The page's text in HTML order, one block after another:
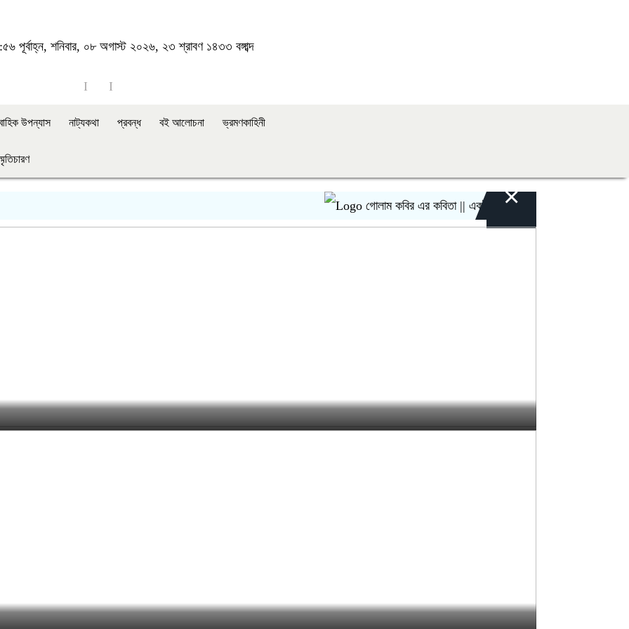
পূর্বাহ্ন, শনিবার, ০৮ অগাস্ট ২০২৬, ২৩ শ্রাবণ ১৪৩৩ বঙ্গাব্দ
উপন্যাস নাট্যকথা প্রবন্ধ বই আলোচনা ভ্রমণকাহিনী
গোলাম কবির এর কবিতা || একটা কাঙ্ক্ষিত স্বপ্নের গল্প
×